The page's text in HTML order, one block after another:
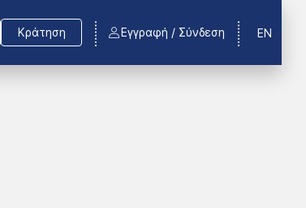
Κράτηση EN
Εγγραφή / Σύνδεση